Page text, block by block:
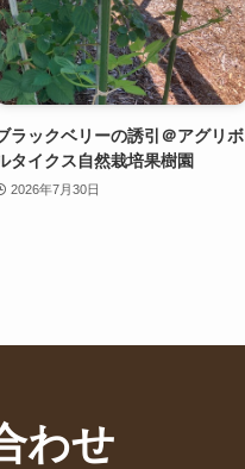
ラックベリーの誘引＠アグリボ
タイクス自然栽培果樹園
2026年7月30日
わせ